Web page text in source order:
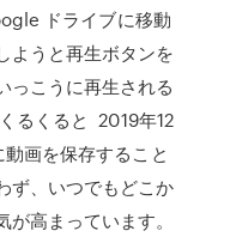
ドライブに移動
ようと再生ボタンを
っこうに再生される
るくると 2019年12
画を保存すること
ず、いつでもどこか
高まっています。